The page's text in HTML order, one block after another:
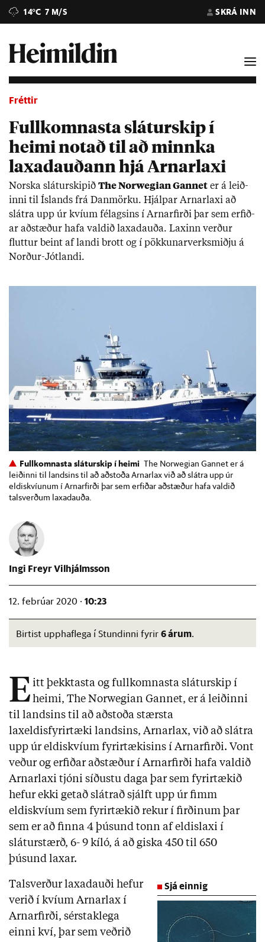
14°C 7 M/S SKRÁ INN
Fréttir
Fullkomnasta sláturskip í
heimi notað til að minnka
laxadauðann hjá Arnarlaxi
Norska slát­ur­skip­ið The Norweg­i­an Gann­et er á leið­
inni til Ís­lands frá Dan­mörku. Hjálp­ar Arn­ar­laxi að
slátra upp úr kví­um fé­lags­ins í Arnar­firði þar sem erf­ið­
ar að­stæð­ur hafa vald­ið laxa­dauða. Lax­inn verð­ur
flutt­ur beint af landi brott og í pökk­un­ar­verk­smiðju á
Norð­ur-Jótlandi.
Fullkomnasta sláturskip í heimi The Norwegian Gannet er á
leiðinni til landsins til að aðstoða Arnarlax við að slátra upp úr
eldiskvíunum í Arnarfirði þar sem erfiðar aðstæður hafa valdið
talsverðum laxadauða.
Ingi Freyr Vilhjálmsson
12. febrúar 2020 · 10:23
Birtist upphaflega í Stundinni fyrir 6 árum.
E itt þekktasta og fullkomnasta sláturskip í
heimi, The Norwegian Gannet, er á leiðinni
til landsins til að aðstoða stærsta
laxeldisfyrirtæki landsins, Arnarlax, við að slátra
upp úr eldiskvíum fyrirtækisins í Arnarfirði. Vont
veður og erfiðar aðstæður í Arnarfirði hafa valdið
Arnarlaxi tjóni síðustu daga þar sem fyrirtækið
hefur ekki getað slátrað sjálft upp úr fimm
eldiskvíum sem fyrirtækið rekur í firðinum þar
sem er að finna 4 þúsund tonn af eldislaxi í
sláturstærð, 6- 9 kíló, á að giska 450 til 650
þúsund laxar.
Sjá einnig
Talsverður laxadauði hefur
verið í kvíum Arnarlax í
Arnarfirði, sérstaklega
einni kví, þar sem veðrið